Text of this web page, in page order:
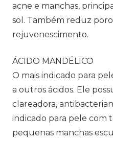
acne e manchas,
sol. Também reduz
rejuvenescimento.
ÁCIDO MANDÉLICO
O mais indicado para
a outros ácidos. Ele
clareadora,
indicado para pele com
pequenas manchas